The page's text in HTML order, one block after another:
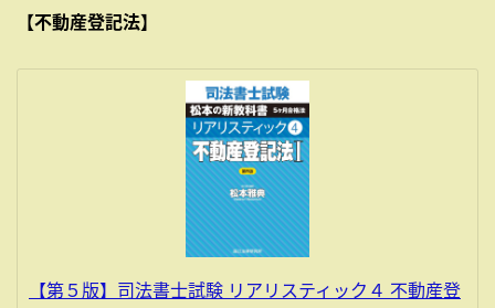
【不動産登記法】
【第５版】司法書士試験 リアリスティック４ 不動産登